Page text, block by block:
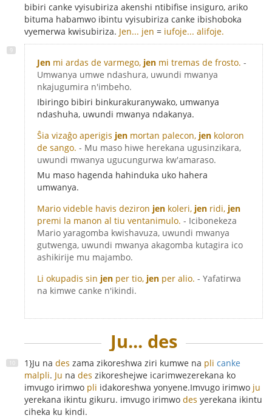
bibiri canke vyisubiriza akenshi ntibifise insiguro, ariko
bituma habamwo ibintu vyisubiriza canke ibishoboka
vyemerwa kwisubiriza. Jen... jen = iufoje... alifoje.
Jen mi ardas de varmego, jen mi tremas de frosto. -
Umwanya umwe ndashura, uwundi mwanya
nkajugumira n'imbeho.
Ibiringo bibiri binkurakuranywako, umwanya
ndashuha, uwundi mwanya ndakanya.
Ŝia vizaĝo aperigis jen mortan palecon, jen koloron
de sango. - Mu maso hiwe herekana ugusinzikara,
uwundi mwanya ugucungurwa kw'amaraso.
Mu maso hagenda hahinduka uko hahera
umwanya.
Mario videble havis deziron jen koleri, jen ridi, jen
premi la manon al tiu ventanimulo. - Icibonekeza
Mario yaragomba kwishavuza, uwundi mwanya
gutwenga, uwundi mwanya akagomba kutagira ico
ashikirije mu majambo.
Li okupadis sin jen per tio, jen per alio. - Yafatirwa
na kimwe canke n'ikindi.
Ju... des
1}Ju na des zama zikoreshwa ziri kumwe na pli canke
malpli. Ju na des zikoreshejwe icarimwezerekana ko
imvugo irimwo pli idakoreshwa yonyene.Imvugo irimwo ju
yerekana ikintu gikuru. imvugo irimwo des yerekana ikintu
ciheka ku kindi.